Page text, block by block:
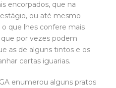
encorpados, que na
ou até mesmo
que lhes confere mais
por vezes podem
as de alguns tintos e os
certas iguarias.
enumerou alguns pratos